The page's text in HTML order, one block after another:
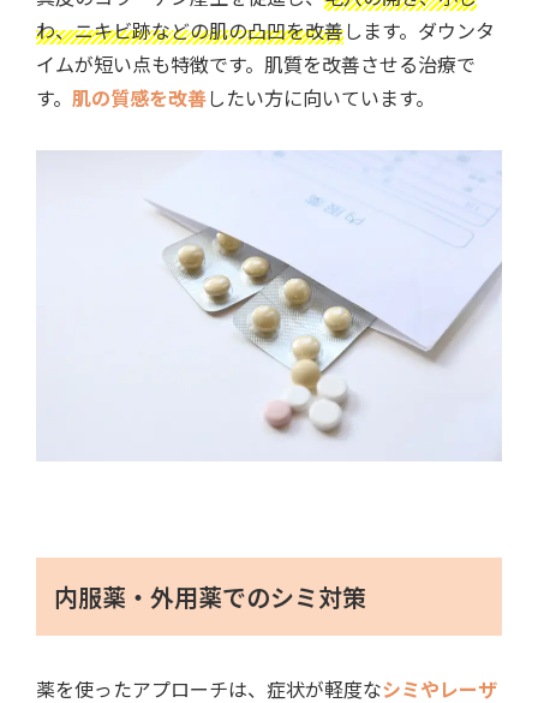
わ、ニキビ跡などの肌の凸凹を改善します。ダウンタ
イムが短い点も特徴です。 肌質を改善させる治療で
す。 肌の質感を改善したい方に向いています。
内服薬・外用薬でのシミ対策
薬を使ったアプローチは、 症状が軽度なシミやレーザ